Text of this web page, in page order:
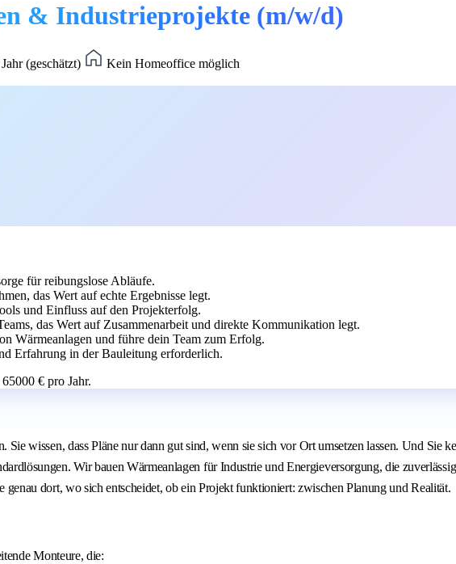
& Industrieprojekte (m/w/d)
(geschätzt)
Kein Homeoffice möglich
für reibungslose Abläufe.
das Wert auf echte Ergebnisse legt.
und Einfluss auf den Projekterfolg.
das Wert auf Zusammenarbeit und direkte Kommunikation legt.
Wärmeanlagen und führe dein Team zum Erfolg.
Erfahrung in der Bauleitung erforderlich.
€ pro Jahr.
Sie wissen, dass Pläne nur dann gut sind, wenn sie sich vor Ort umsetzen lassen. Und Sie
Wir bauen Wärmeanlagen für Industrie und Energieversorgung, die
dort, wo sich entscheidet, ob ein Projekt funktioniert: zwischen Planung und Realität.
Monteure, die: